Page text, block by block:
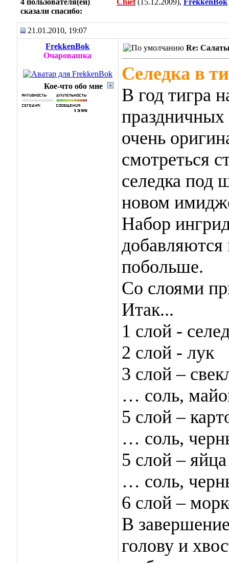
4 пользователя(ей)
сказали cпасибо:
Chief(15.12.2009), FrekkenBok
21.01.2010, 19:07
FrekkenBok
Очаровашка
Кое-что обо мне
Re:
Селедка в
В год тигра
праздничных
очень
смотреться
селедка под
новом
Набор
побольше.
Со слоями
Итак...
1 слой -
2 слой - лук
3 слой –
… соль,
5 слой –
… соль,
5 слой – яйца
… соль,
6 слой –
В
голову и